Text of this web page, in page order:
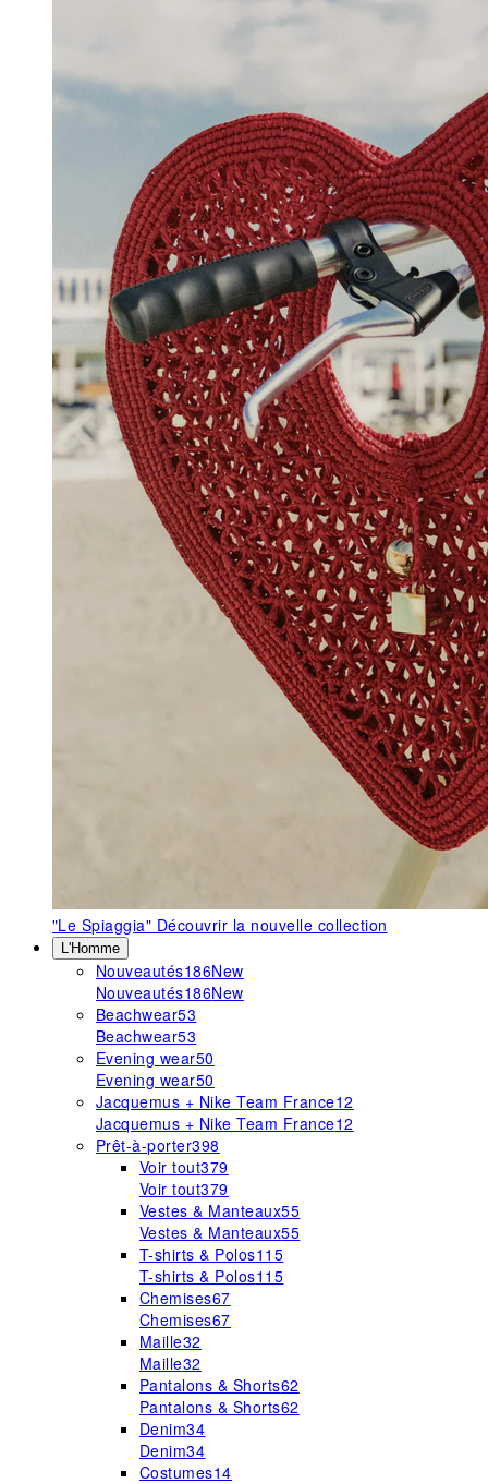
"Le Spiaggia" Découvrir la nouvelle collection
L'Homme
Nouveautés186New
Nouveautés186New
Beachwear53
Beachwear53
Evening wear50
Evening wear50
Jacquemus + Nike Team France12
Jacquemus + Nike Team France12
Prêt-à-porter398
Voir tout379
Voir tout379
Vestes & Manteaux55
Vestes & Manteaux55
T-shirts & Polos115
T-shirts & Polos115
Chemises67
Chemises67
Maille32
Maille32
Pantalons & Shorts62
Pantalons & Shorts62
Denim34
Denim34
Costumes14